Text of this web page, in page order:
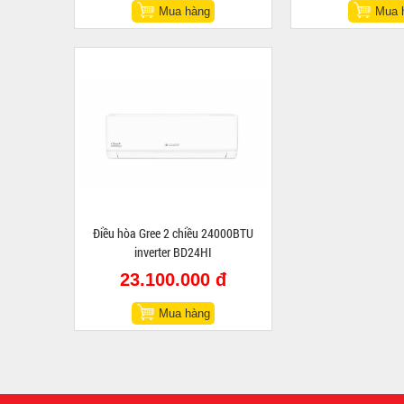
Mua hàng Mua
Điều hòa Gree 2 chiều 24000BTU
inverter BD24HI
23.100.000 đ
Mua hàng